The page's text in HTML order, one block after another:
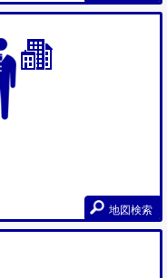
地図検索